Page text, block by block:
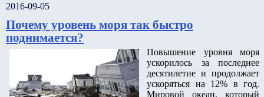
2016-09-05
Почему уровень моря так быстро
поднимается?
Повышение уровня моря
ускорилось за последнее
десятилетие и продолжает
ускоряться на 12% в год.
Мировой океан, который